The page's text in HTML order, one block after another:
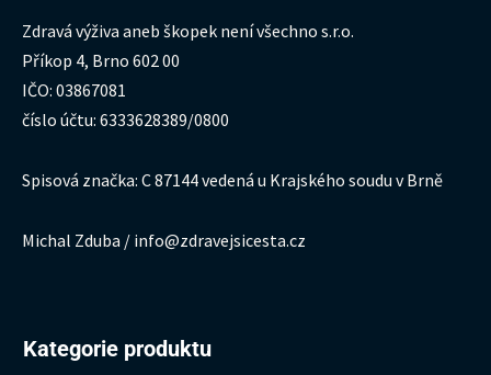
Zdravá výživa aneb škopek není všechno s.r.o.
Příkop 4, Brno 602 00
IČO: 03867081
číslo účtu: 6333628389/0800
Spisová značka: C 87144 vedená u Krajského soudu v Brně
Michal Zduba / info@zdravejsicesta.cz
Kategorie produktu